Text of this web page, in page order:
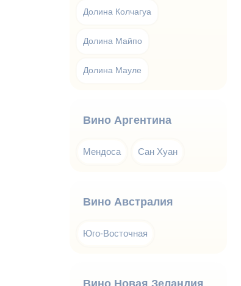
Долина Колчагуа
Долина Майпо
Долина Мауле
Вино Аргентина
Мендоса Сан Хуан
Вино Австралия
Юго-Восточная
Вино Новая Зеландия